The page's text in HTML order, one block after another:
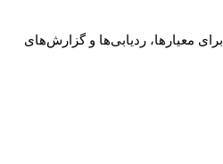
صادرکننده تشخیص OpenTelemetry برای معیارها، ردیابی‌ها و گزارش‌های